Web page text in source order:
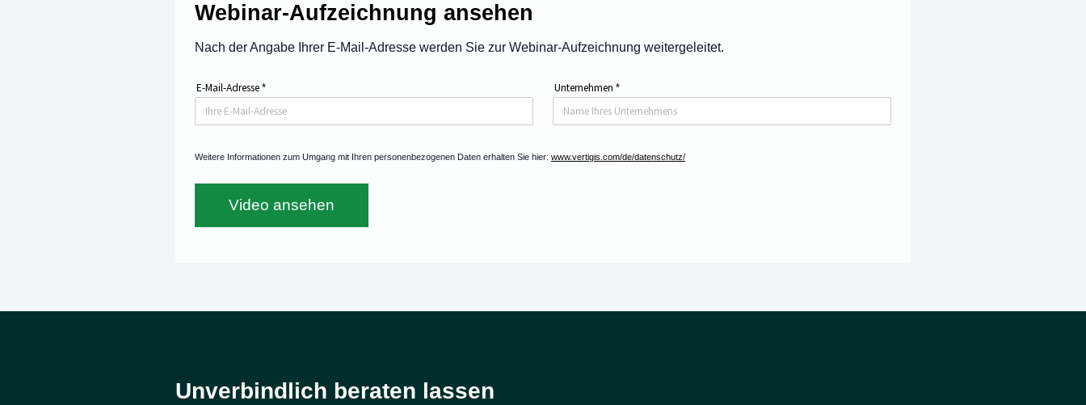
Webinar-Aufzeichnung ansehen
Nach der Angabe Ihrer E-Mail-Adresse werden Sie zur Webinar-Aufzeichnung weitergeleitet.
E-Mail-Adresse * Unternehmen *
Weitere Informationen zum Umgang mit Ihren personenbezogenen Daten erhalten Sie hier: www.vertigis.com/de/datenschutz/
Video ansehen
Unverbindlich beraten lassen